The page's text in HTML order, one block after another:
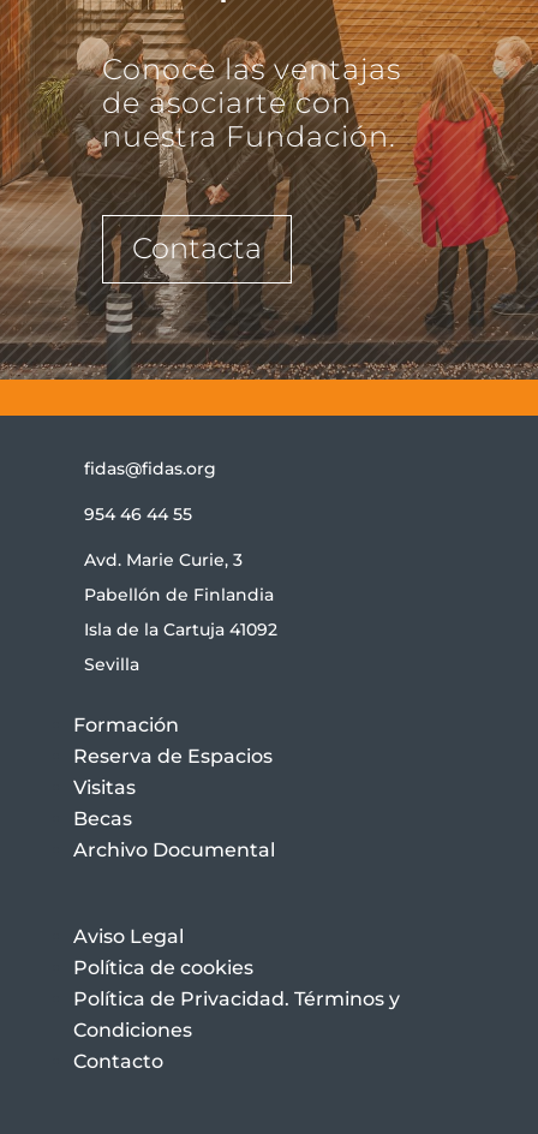
Conoce las ventajas
de asociarte con
nuestra Fundación.
Contacta
fidas@fidas.org
954 46 44 55
Avd. Marie Curie, 3
Pabellón de Finlandia
Isla de la Cartuja 41092
Sevilla
Formación
Reserva de Espacios
Visitas
Becas
Archivo Documental
Aviso Legal
Política de cookies
Política de Privacidad. Términos y
Condiciones
Contacto